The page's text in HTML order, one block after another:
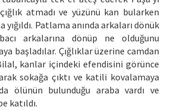
atmadı ve yüzünü kan bularken
Patlama anında arkaları dönük
arkalarına dönüp ne olduğunu
başladılar. Çığlıklar üzerine camdan
kanlar içindeki efendisini görünce
sokağa çıktı ve katili kovalamaya
da ölünün bulunduğu araba vardı ve
katıldı.